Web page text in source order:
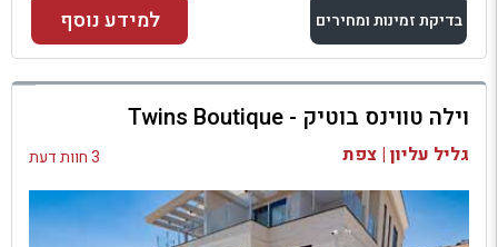
בדיקת זמינות ומחירים
למתחם זה
בדיקת זמינות ומחירים
למידע נוסף
וילה טווינס בוטיק - Twins Boutique
גליל עליון | צפת 3 חוות דעת